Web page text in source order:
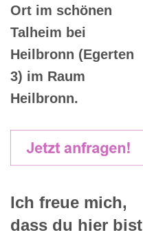
Ort im schönen
Talheim bei
Heilbronn (Egerten
3) im Raum
Heilbronn.
Ich freue mich,
dass du hier bist